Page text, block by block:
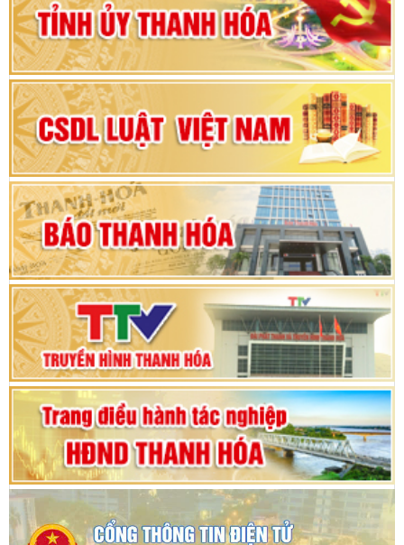
2025 - 2030
Đại hội đại biểu Đảng bộ xã Yên Thọ lần thứ I,
nhiệm kỳ 2025 – 2030
Đại hội Đảng bộ xã Yên Ninh lần thứ nhất,
nhiệm kỳ 2025 - 2030
Khai mạc Kỳ họp bất thường lần thứ 9, Quốc
hội khóa XV
Phiên thảo luận Kỳ họp thứ 24, HĐND tỉnh
Thanh Hóa khóa XVIII, nhiệm kỳ 2021 - 2026
Bế mạc Kỳ họp thứ hai bốn, Hội đồng nhân dân
tỉnh khoá XVIII